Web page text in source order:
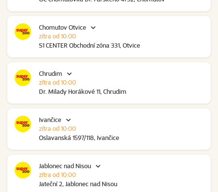
Chomutov Otvice
S1 CENTER Obchodní zóna 331, Otvice
zítra od 10:00
Chrudim
Dr. Milady Horákové 11, Chrudim
zítra od 10:00
Ivančice
Oslavanská 1597/118, Ivančice
zítra od 10:00
Jablonec nad Nisou
Jateční 2, Jablonec nad Nisou
zítra od 10:00